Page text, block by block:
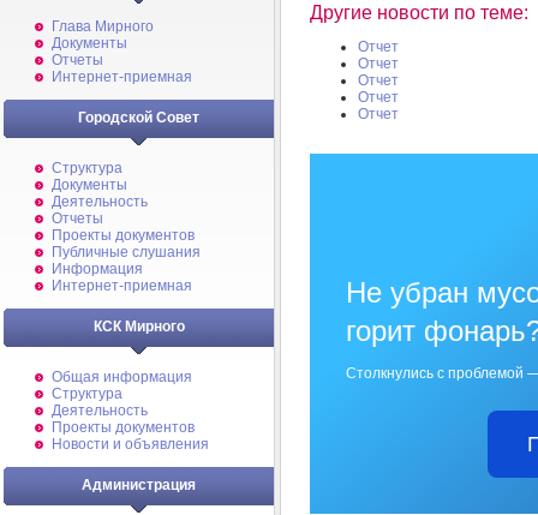
Глава Мирного
Документы
Отчеты
Интернет-приемная
Городской Совет
Структура
Документы
Деятельность
Отчеты
Проекты документов
Публичные слушания
Информация
Интернет-приемная
КСК Мирного
Общая информация
Структура
Деятельность
Проекты документов
Новости и объявления
Администрация
Другие новости по теме:
Отчет
Отчет
Отчет
Отчет
Отчет
Не убран
горит
Столкнулись с проблемой